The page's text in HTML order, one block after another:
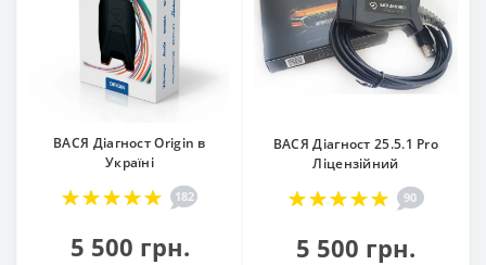
ВАСЯ Діагност Origin в
Україні
182
5 500 грн.
ВАСЯ Діагност 25.5.1 Pro
Ліцензійний
90
5 500 грн.